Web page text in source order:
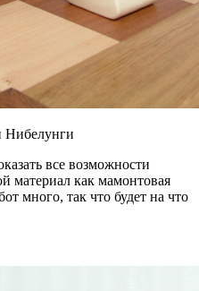
Нибелунги
все возможности
материал как мамонтовая
много, так что будет на что